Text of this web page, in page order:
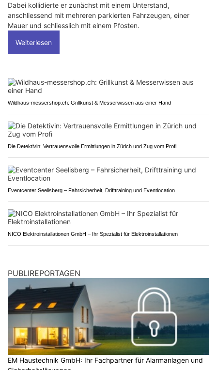
Dabei kollidierte er zunächst mit einem Unterstand,
anschliessend mit mehreren parkierten Fahrzeugen, einer
Mauer und schliesslich mit einem Pfosten.
Weiterlesen
Wildhaus-messershop.ch: Grillkunst & Messerwissen aus einer Hand
Die Detektivin: Vertrauensvolle Ermittlungen in Zürich und Zug vom Profi
Eventcenter Seelisberg – Fahrsicherheit, Drifttraining und Eventlocation
NICO Elektroinstallationen GmbH – Ihr Spezialist für Elektroinstallationen
PUBLIREPORTAGEN
EM Haustechnik GmbH: Ihr Fachpartner für Alarmanlagen und